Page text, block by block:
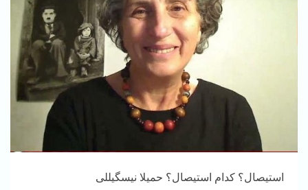
استیصال؟ کدام استیصال؟ حمیلا نیسگیللی